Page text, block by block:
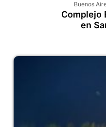
Buenos
Complejo
en